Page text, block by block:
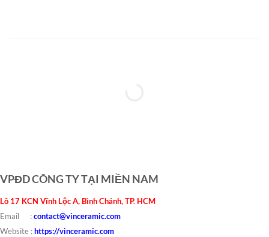
VPĐD CÔNG TY TẠI MIỀN NAM
Lô 17 KCN Vĩnh Lộc A, Bình Chánh, TP. HCM
Email :contact@vinceramic.com
Website :https://vinceramic.com